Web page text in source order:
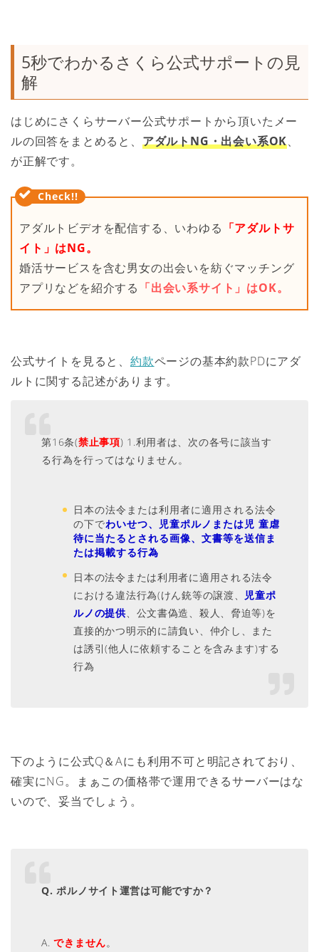
5秒でわかるさくら公式サポートの見
解
はじめにさくらサーバー公式サポートから頂いたメー
ルの回答をまとめると、 アダルトNG・出会い系OK、
が正解です。
アダルトビデオを配信する、いわゆる 「アダルトサ
イト」はNG。
婚活サービスを含む男女の出会いを紡ぐマッチング
アプリなどを紹介する 「出会い系サイト」はOK。
公式サイトを見ると、 約款ページの基本約款PDにアダ
ルトに関する記述があります。
第16条(禁止事項) 1.利用者は、次の各号に該当す
る行為を行ってはなりません。
日本の法令または利用者に適用される法令
の下でわいせつ、児童ポルノまたは児 童虐
待に当たるとされる画像、文書等を送信ま
たは掲載する行為
日本の法令または利用者に適用される法令
における違法行為(けん銃等の譲渡、 児童ポ
ルノの提供、公文書偽造、殺人、脅迫等)を
直接的かつ明示的に請負い、仲介し、また
は誘引(他人に依頼することを含みます)する
行為
下のように公式Q＆Aにも利用不可と明記されており、
確実にNG。まぁこの価格帯で運用できるサーバーはな
いので、妥当でしょう。
Q. ポルノサイト運営は可能ですか？
A.できません。